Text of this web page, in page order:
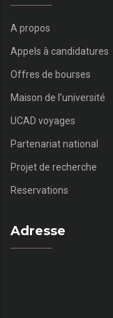
A propos
Appels à candidatures
Offres de bourses
Maison de l’université
UCAD voyages
Partenariat national
Projet de recherche
Reservations
Adresse